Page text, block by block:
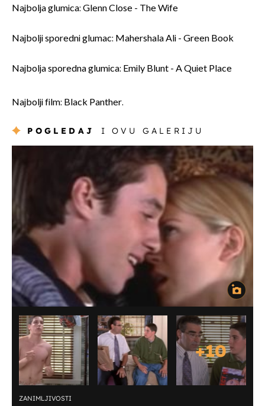
Najbolja glumica: Glenn Close - The Wife
Najbolji sporedni glumac: Mahershala Ali - Green Book
Najbolja sporedna glumica: Emily Blunt - A Quiet Place
Najbolji film: Black Panther.
POGLEDAJ I OVU GALERIJU
+10
ZANIMLJIVOSTI